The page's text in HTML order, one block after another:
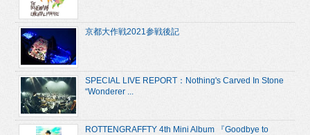
京都大作戦2021参戦後記
SPECIAL LIVE REPORT：Nothing's Carved In Stone
“Wonderer ...
ROTTENGRAFFTY 4th Mini Album 『Goodbye to